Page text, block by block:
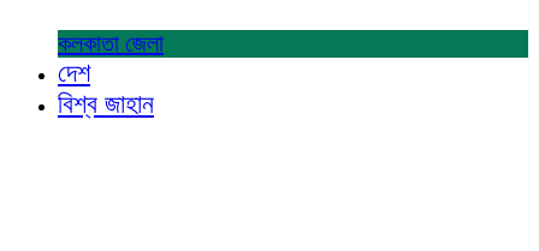
কলকাতা জেলা
দেশ
বিশ্ব জাহান